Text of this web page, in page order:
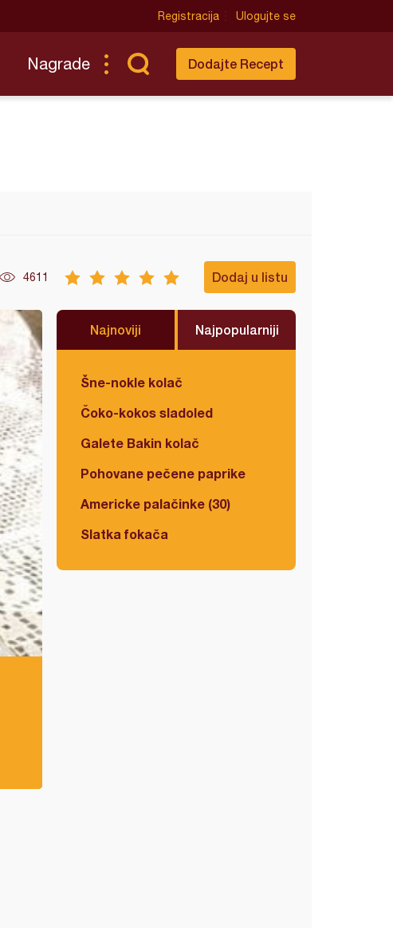
Registracija Ulogujte se
Nagrade Dodajte Recept
4611 Dodaj u listu
Najnoviji Najpopularniji
Šne-nokle kolač
Čoko-kokos sladoled
Galete Bakin kolač
Pohovane pečene paprike
Americke palačinke (30)
Slatka fokača